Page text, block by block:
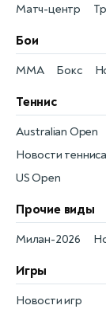
Матч-центр
Бои
MMA Бокс
Теннис
Новости тенниса
Australian Open
US Open
Прочие виды
Милан-2026
Игры
Новости игр